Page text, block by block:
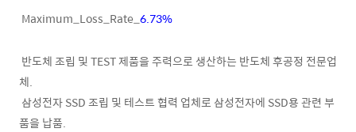
Maximum_Loss_Rate_ 6.73%
반도체 조립 및 TEST 제품을 주력으로 생산하는 반도체 후공정 전문업
체.
삼성전자 SSD 조립 및 테스트 협력 업체로 삼성전자에 SSD용 관련 부
품을 납품.